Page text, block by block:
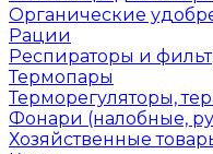
Органические
Рации
Респираторы и
Термопары
Терморегуляторы,
Фонари (налобные,
Хозяйственные